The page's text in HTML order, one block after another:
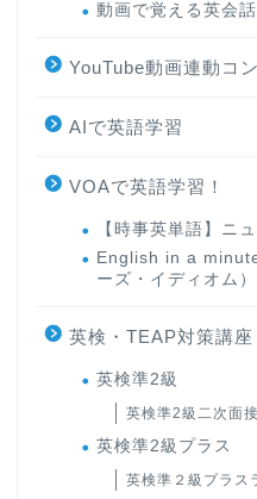
動画で覚える英会
YouTube動画連動コ
AIで英語学習
VOAで英語学習！
【時事英単語】ニ
English in a
ーズ・イディオム）
英検・TEAP対策講座
英検準2級
英検準2級二次面
英検準2級プラス
英検準２級プラス